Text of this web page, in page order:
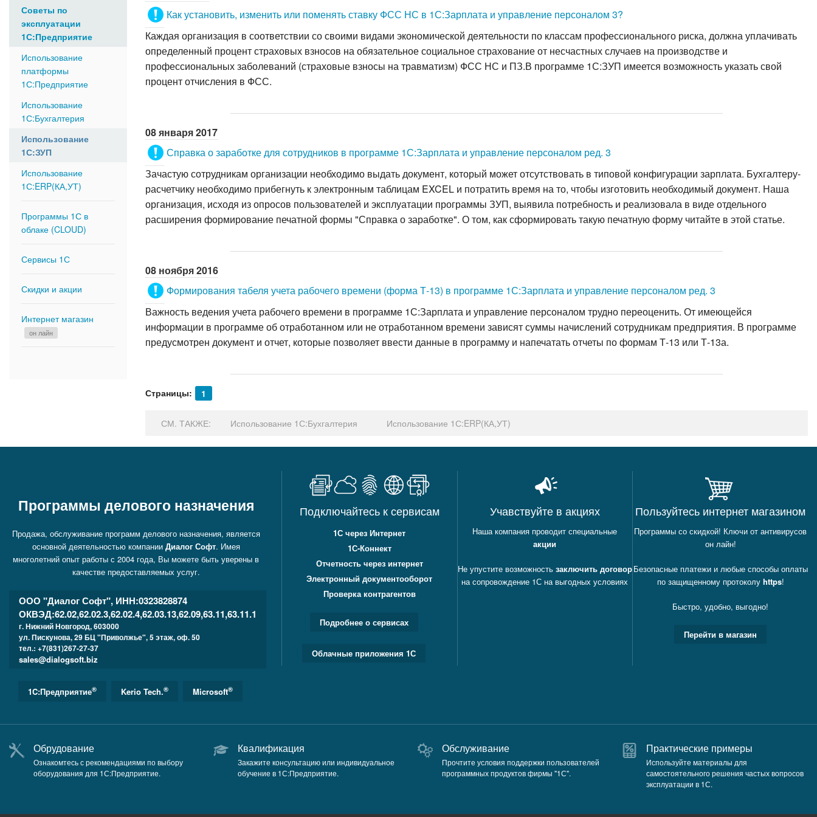
БУХГАЛТЕРИЯ. ПРАКТИКА ПРИМЕНЕНИЯ
Практические примеры для 1С:Бухгалтерия
ЗАРПЛАТА. ПРАКТИКА ПРИМЕНЕНИЯ
Практические примеры для 1С:ЗУП
Практические примеры для 1С:ERP(КА,УТ)
СЕРТИФИКАЦИЯ СОТРУДНИКОВ ДИАЛОГ СОФТ
Официальная сертификация 1С,Dr.Web и др.
СЕРТИФИКАЦИЯ ПРОГРАММ ДЛЯ 1С:ПРЕДПРИЯТИЕ
СПРАВОЧНИК ВНЕДРЕННЫХ РЕШЕНИЙ
Внедренные решения
КОМПЛЕКСНАЯ АВТОМАТИЗАЦИЯ ОТ "А ДО Я"
Пресс релизы и публикации
Сервер взаимодействия
См. все →
ЛОКАЛЬНАЯ СЕТЬ
Объединение компьютеров в рабочую группу
Объединение компьютеров в доменную сеть
Монтаж и прокладка сетей
СИСТЕМА WINDOWS ДЛЯ СЕРВЕРА
Операционные системы Windows для сервера
Советы по
эксплуатации
1С:Предприятие
Использование
платформы
1С:Предприятие
Использование
1С:Бухгалтерия
Использование
1С:ЗУП
Использование
1С:ERP(КА,УТ)
Программы 1С в
облаке (CLOUD)
Сервисы 1С
Скидки и акции
Интернет магазин
он лайн
1С:Предприятие
Использование
1С:Бухгалтерия
Использование 1С:ЗУП
Использование
1С:ERP(КА,УТ)
Программы 1С в облаке
(CLOUD)
Сервисы 1С
Как установить, изменить или поменять ставку ФСС НС в 1С:Зарплата и управление персоналом 3?
Каждая организация в соответствии со своими видами экономической деятельности по классам профессионального риска, должна уплачивать
определенный процент страховых взносов на обязательное социальное страхование от несчастных случаев на производстве и
профессиональных заболеваний (страховые взносы на травматизм) ФСС НС и ПЗ.В программе 1С:ЗУП имеется возможность указать свой
процент отчисления в ФСС.
08 января 2017
Справка о заработке для сотрудников в программе 1С:Зарплата и управление персоналом ред. 3
Зачастую сотрудникам организации необходимо выдать документ, который может отсутствовать в типовой конфигурации зарплата. Бухгалтеру-
расчетчику необходимо прибегнуть к электронным таблицам EXCEL и потратить время на то, чтобы изготовить необходимый документ. Наша
организация, исходя из опросов пользователей и эксплуатации программы ЗУП, выявила потребность и реализовала в виде отдельного
расширения формирование печатной формы "Справка о заработке". О том, как сформировать такую печатную форму читайте в этой статье.
08 ноября 2016
Формирования табеля учета рабочего времени (форма Т-13) в программе 1С:Зарплата и управление персоналом ред. 3
Важность ведения учета рабочего времени в программе 1С:Зарплата и управление персоналом трудно переоценить. От имеющейся
информации в программе об отработанном или не отработанном времени зависят суммы начислений сотрудникам предприятия. В программе
предусмотрен документ и отчет, которые позволяет ввести данные в программу и напечатать отчеты по формам Т-13 или Т-13а.
Страницы: 1
СМ. ТАКЖЕ: Использование 1С:Бухгалтерия Использование 1С:ERP(КА,УТ)
Программы делового назначения
Продажа, обслуживание программ делового назначения, является
основной деятельностью компании Диалог Софт. Имея
многолетний опыт работы с 2004 года, Вы можете быть уверены в
качестве предоставляемых услуг.
ООО "Диалог Софт", ИНН:0323828874
ОКВЭД:62.02,62.02.3,62.02.4,62.03.13,62.09,63.11,63.11.1
г. Нижний Новгород,603000
ул. Пискунова, 29 БЦ "Приволжье", 5 этаж, оф. 50
тел.: +7(831)267-27-37
sales@dialogsoft.biz
1C:Предприятие® Kerio Tech.® Microsoft®
Подключайтесь к сервисам
1С через Интернет
1С-Коннект
Отчетность через интернет
Электронный документооборот
Проверка контрагентов
Подробнее о сервисах
Облачные приложения 1С
Учавствуйте в акциях
Наша компания проводит специальные
акции
Не упустите возможность заключить договор
на сопровождение 1С на выгодных условиях
Пользуйтесь интернет магазином
Программы со скидкой! Ключи от антивирусов
он лайн!
Безопасные платежи и любые способы оплаты
по защищенному протоколу https!
Быстро, удобно, выгодно!
Перейти в магазин
Обрудование
Ознакомтесь с рекомендациями по выбору
оборудования для 1С:Предприятие.
Квалификация
Закажите консультацию или индивидуальное
обучение в 1С:Предприятие.
Обслуживание
Прочтите условия поддержки пользователей
программных продуктов фирмы "1С".
Практические примеры
Используйте материалы для
самостоятельного решения частых вопросов
эксплуатации в 1С.